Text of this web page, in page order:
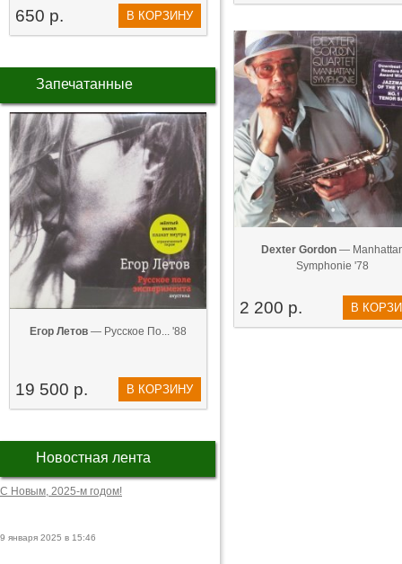
650 р. В КОРЗИНУ
Запечатанные
Егор Летов — Русское По... '88
19 500 р. В КОРЗИНУ
Новостная лента
С Новым, 2025-м годом!
9 января 2025 в 15:46
Dexter Gordon—
Symphonie '78
2 200 р. В